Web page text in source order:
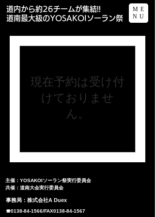
ME
NU
道内から約26チームが集結!!
​道南最大級のYOSAKOIソーラン祭
現在予約は受け付
けておりませ
ん。
主催：YOSAKOIソーラン祭実行委員会
​共催：道南大会実行委員会
​事務局：株式会社A Duex
☎︎0138-84-1566/FAX0138-84-1567